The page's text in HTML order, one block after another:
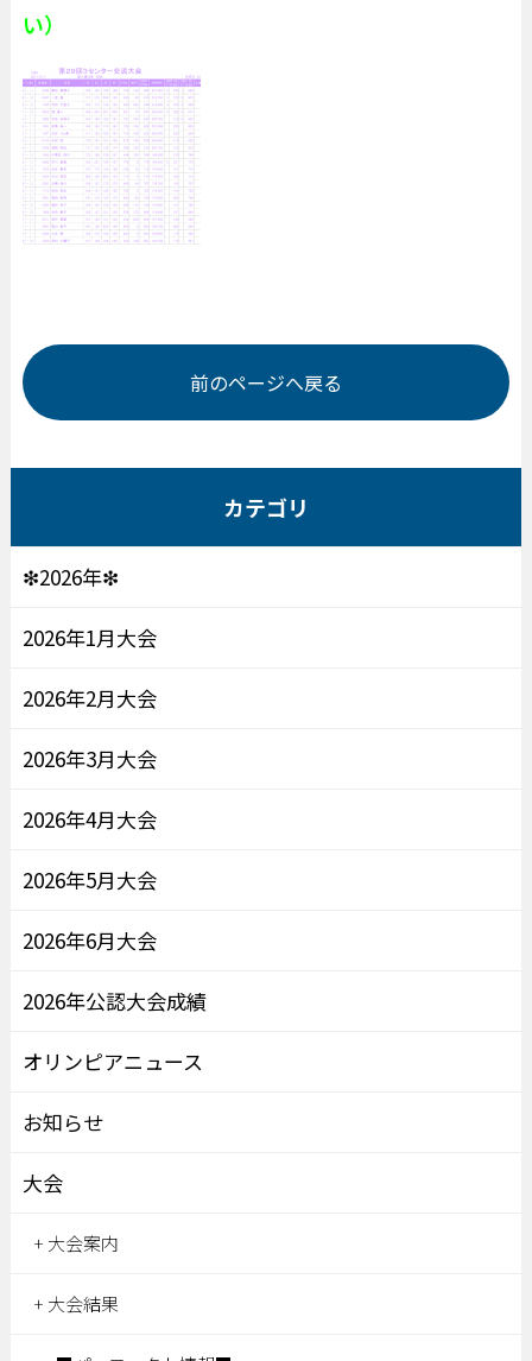
い）
前のページへ戻る
カテゴリ
❇2026年❇
2026年1月大会
2026年2月大会
2026年3月大会
2026年4月大会
2026年5月大会
2026年6月大会
2026年公認大会成績
オリンピアニュース
お知らせ
大会
大会案内
大会結果